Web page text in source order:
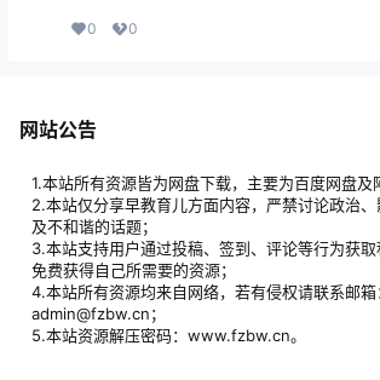
0 0
网站公告
1.本站所有资源皆为网盘下载，主要为百度网盘及
2.本站仅分享早教育儿方面内容，严禁讨论政治
及不和谐的话题；
3.本站支持用户通过投稿、签到、评论等行为获
免费获得自己所需要的资源；
4.本站所有资源均来自网络，若有侵权请联系邮箱
admin@fzbw.cn；
5.本站资源解压密码：www.fzbw.cn。